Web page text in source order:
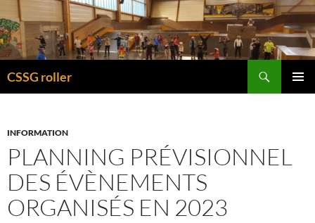
CSSG roller
INFORMATION
PLANNING PRÉVISIONNEL
DES ÉVÈNEMENTS
ORGANISÉS EN 2023